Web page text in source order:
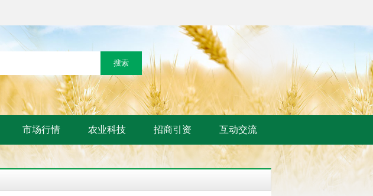
市场行情 农业科技 招商引资 互动交流